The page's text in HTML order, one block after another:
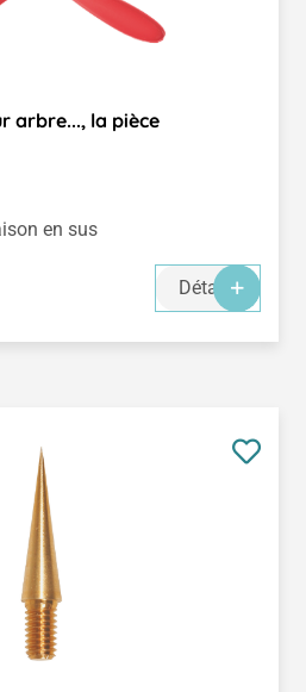
arbre..., la pièce
en sus
Détails